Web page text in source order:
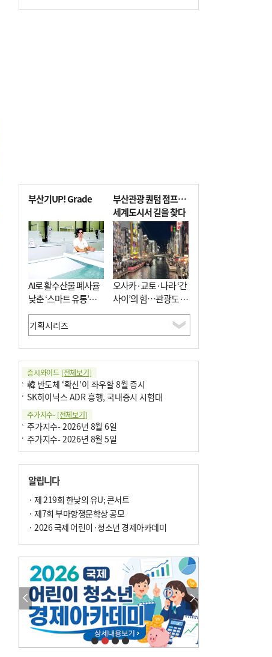
부산기UP! Grade
AI로 활수산물 폐사율
낮춘 ‘스마트 유통’…
사막·산악지대 수출
도전
부산관광 퀀텀 점프…
세계도시서 길을 찾다
오사카·교토·나라 ‘간
사이’의 힘…관광도 뭉
쳐야 흥한다
증시와이드 [전체보기]
韓 반도체 ‘확신’이 좌우할 8월 증시
SK하이닉스 ADR 흥행, 국내증시 시험대
주가지수- [전체보기]
주가지수- 2026년 8월 6일
주가지수- 2026년 8월 5일
알립니다
· 제 219회 한낮의 유U; 콘서트
· 제7회 부마항쟁문학상 공모
· 2026 국제 어린이·청소년 경제아카데미